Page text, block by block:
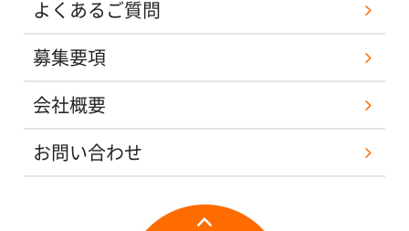
よくあるご質問
募集要項
会社概要
お問い合わせ